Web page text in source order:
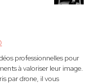
professionnelles pour
à valoriser leur image.
par drone, il vous